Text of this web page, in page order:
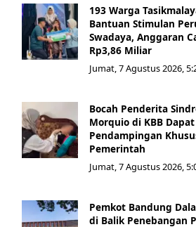
193 Warga
Bantuan Stimulan
Swadaya, Anggaran
Rp3,86 Miliar
Jumat, 7 Agustus 2026,
Bocah Penderita
Morquio di KBB Dapat
Pendampingan
Pemerintah
Jumat, 7 Agustus 2026,
Pemkot Bandung
di Balik Penebangan